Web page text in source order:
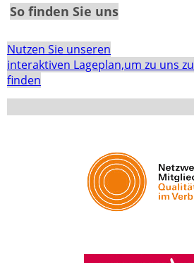
So finden Sie uns
Nutzen Sie unseren
interaktiven La­ge­plan,um zu uns zu
finden